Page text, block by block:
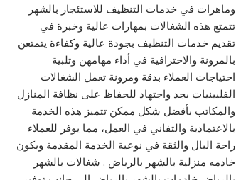
وماهرات في خدمات التنظيف للاستئجار بالشهر
تتمتع هذه الشغالات بمهارات عالية وخبرة في
تقديم خدمات التنظيف بجودة عالية وكفاءة يتمتعن
بالمرونة والاحترافية في أداء مهامهن وتلبية
احتياجات العملاء بدقة ومرونة تعمل الشغالات
الفلبينيات بجد واجتهاد للحفاظ على نظافة المنازل
والمكاتب بأفضل شكل ممكن تتميز هذه الخدمة
بالاعتمادية والتفاني في العمل، مما يوفر للعملاء
راحة البال والثقة في نوعية الخدمة المقدمة ويكون
خادمه منزلية بالشهر بالرياض . شغالات بالشهر